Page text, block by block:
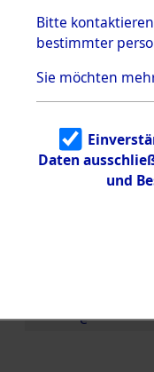
5.3.1
zu
en
5.3.2
5.3.3
e
Bitte kontaktieren
bestimmter
Sie möchten
Daten
und